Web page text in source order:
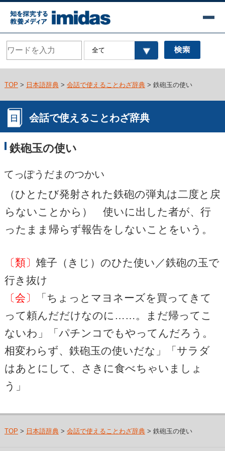
TOP > 日本語辞典> 会話で使えることわざ辞典> 鉄砲玉の使い
会話で使えることわざ辞典
鉄砲玉の使い
てっぽうだまのつかい
（ひとたび発射された鉄砲の弾丸は二度と戻
らないことから） 使いに出した者が、行
ったまま帰らず報告をしないことをいう。
〔類〕 雉子（きじ）のひた使い／鉄砲の玉で
行き抜け
〔会〕
「ちょっとマヨネーズを買ってきて
って頼んだだけなのに……。まだ帰ってこ
ないわ」「パチンコでもやってんだろう。
相変わらず、鉄砲玉の使いだな」「サラダ
はあとにして、さきに食べちゃいましょ
う」
TOP > 日本語辞典> 会話で使えることわざ辞典> 鉄砲玉の使い